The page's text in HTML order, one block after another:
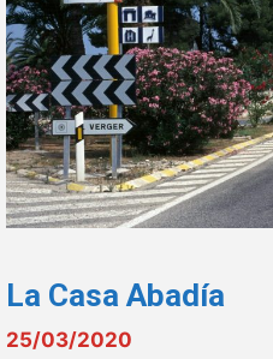
La Casa Abadía
25/03/2020